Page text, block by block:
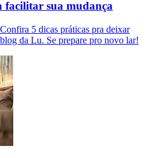
facilitar sua mudança
5 dicas práticas pra deixar
da Lu. Se prepare pro novo lar!